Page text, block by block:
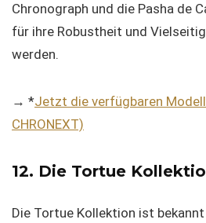
Chronograph und die Pasha de
für ihre Robustheit und
werden.
→ *Jetzt die verfügbaren
CHRONEXT)
12. Die Tortue
Die Tortue Kollektion ist